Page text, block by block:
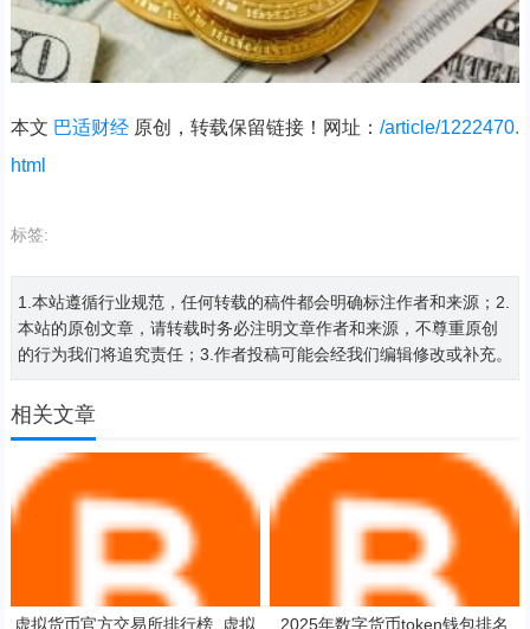
本文 巴适财经原创，转载保留链接！网址： /article/1222470.
html
标签:
1.本站遵循行业规范，任何转载的稿件都会明确标注作者和来源；2.
本站的原创文章，请转载时务必注明文章作者和来源，不尊重原创
的行为我们将追究责任；3.作者投稿可能会经我们编辑修改或补充。
相关文章
虚拟货币官方交易所排行榜_虚拟
2025年数字货币token钱包排名